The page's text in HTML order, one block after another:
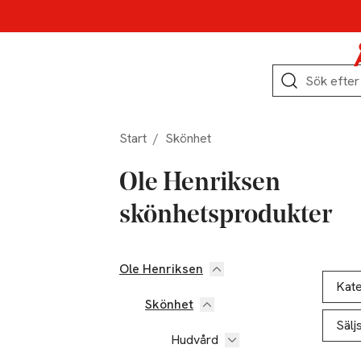
Sök
Start / Skönhet
Ole Henriksen
skönhetsprodukter
Hoppa till produktsidan
Ole Henriksen
Skönhet
Hudvård
Lista